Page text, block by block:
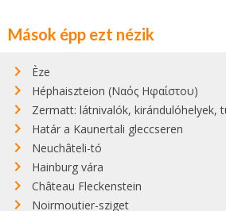
Mások épp ezt nézik
Èze
Héphaiszteion (Ναός Ηφαίστου)
Zermatt: látnivalók, kirándulóhelyek,
Határ a Kaunertali gleccseren
Neuchâteli-tó
Hainburg vára
Château Fleckenstein
Noirmoutier-sziget